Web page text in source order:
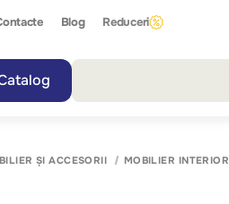
Blog Reduceri
ȘI ACCESORII MOBILIER INTERIOR